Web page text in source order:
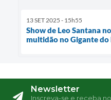
13 SET 2025 - 15h55
Show de Leo Santana
multidão no Gigante
Newsletter
Inscreva-se e receba